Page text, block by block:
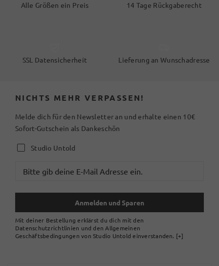
Alle Größen ein Preis 14 Tage Rückgaberecht
SSL Datensicherheit Lieferung an Wunschadresse
NICHTS MEHR VERPASSEN!
Melde dich für den Newsletter an und erhalte einen 10€
Sofort-Gutschein als Dankeschön
Studio Untold
Anmelden und Sparen
Mit deiner Bestellung erklärst du dich mit den
Datenschutzrichtlinien und den Allgemeinen
Geschäftsbedingungen von Studio Untold einverstanden. [+]